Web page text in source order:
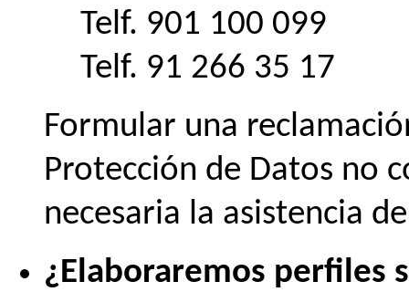
Telf. 901 100 099
Telf. 91 266 35 17
Formular una
Protección de Datos no
necesaria la asistencia
¿Elaboraremos perfiles